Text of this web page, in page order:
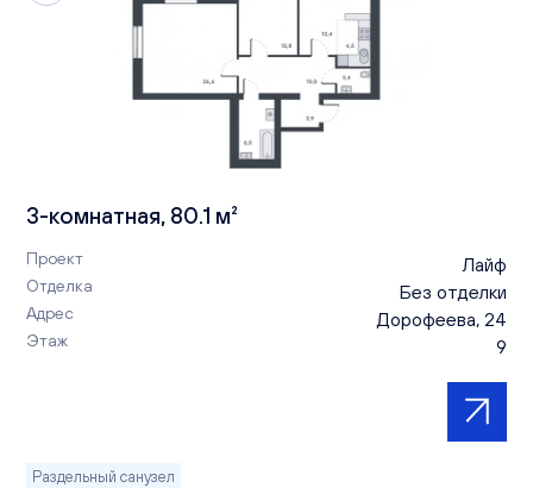
3-комнатная, 80.1 м²
Проект Лайф
Отделка Без отделки
Адрес Дорофеева, 24
Этаж 9
Раздельный санузел